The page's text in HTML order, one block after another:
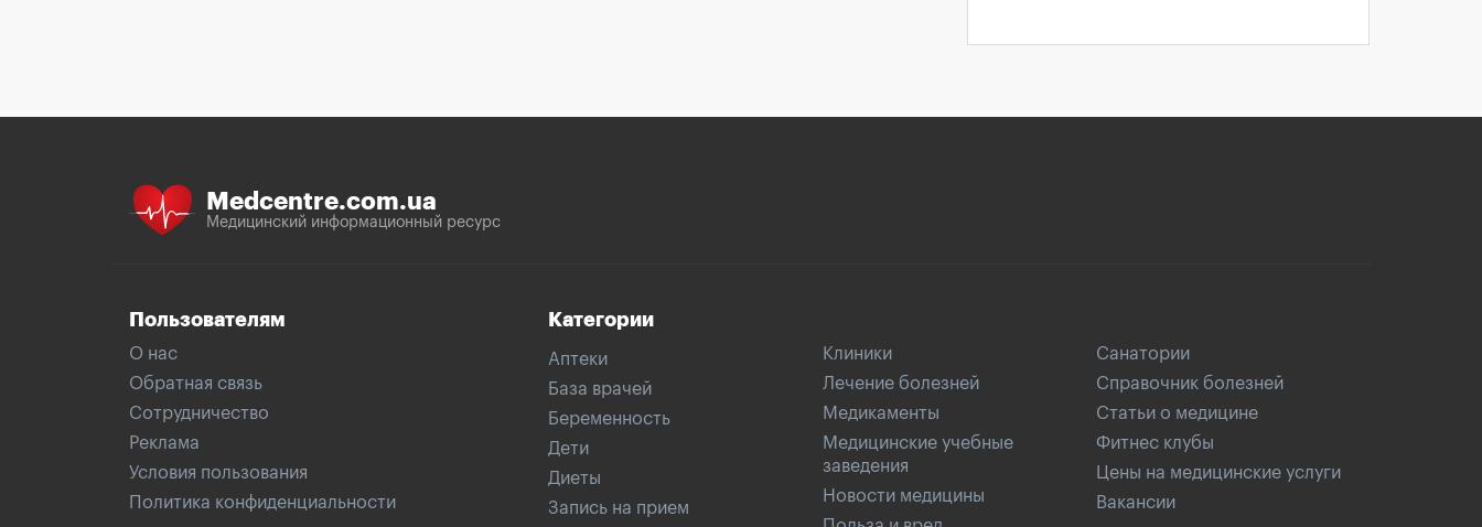
Medcentre.com.ua
Медицинский информационный ресурс
Пользователям
О нас
Обратная связь
Сотрудничество
Реклама
Условия пользования
Политика конфиденциальности
Категории
Аптеки
База врачей
Беременность
Дети
Диеты
Запись на прием
Клиники
Лечение болезней
Медикаменты
Медицинские учебные
заведения
Новости медицины
Санатории
Справочник болезней
Статьи о медицине
Фитнес клубы
Цены на медицинские услуги
Вакансии